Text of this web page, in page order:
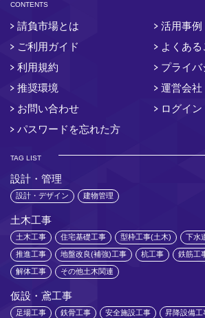
CONTENTS
請負市場とは
活用事例
ご利用ガイド
よくある
利用規約
プライ
推奨環境
運営会社
お問い合わせ
ログイン
パスワードを忘れた方
TAG LIST
設計・管理
設計・デザイン 建物管理
土木工事
土木工事 住宅基礎工事 型枠工事(土木) 下水
推進工事 地盤改良(補強)工事 杭工事 鉄筋工
解体工事 その他土木関連
仮設・鳶工事
足場工事 鉄骨工事 安全施設工事 昇降設備工